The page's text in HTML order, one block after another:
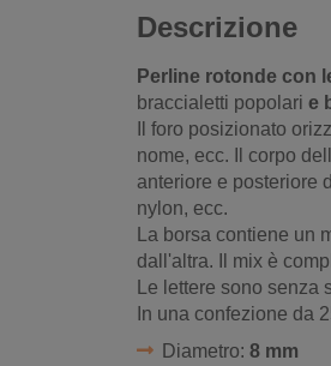
Descrizione
Perline rotonde con
braccialetti popolari e
Il foro posizionato
nome, ecc. Il corpo
anteriore e posteriore
nylon, ecc.
La borsa contiene un
dall'altra. Il mix è
Le lettere sono senza
In una confezione da
Diametro: 8 mm